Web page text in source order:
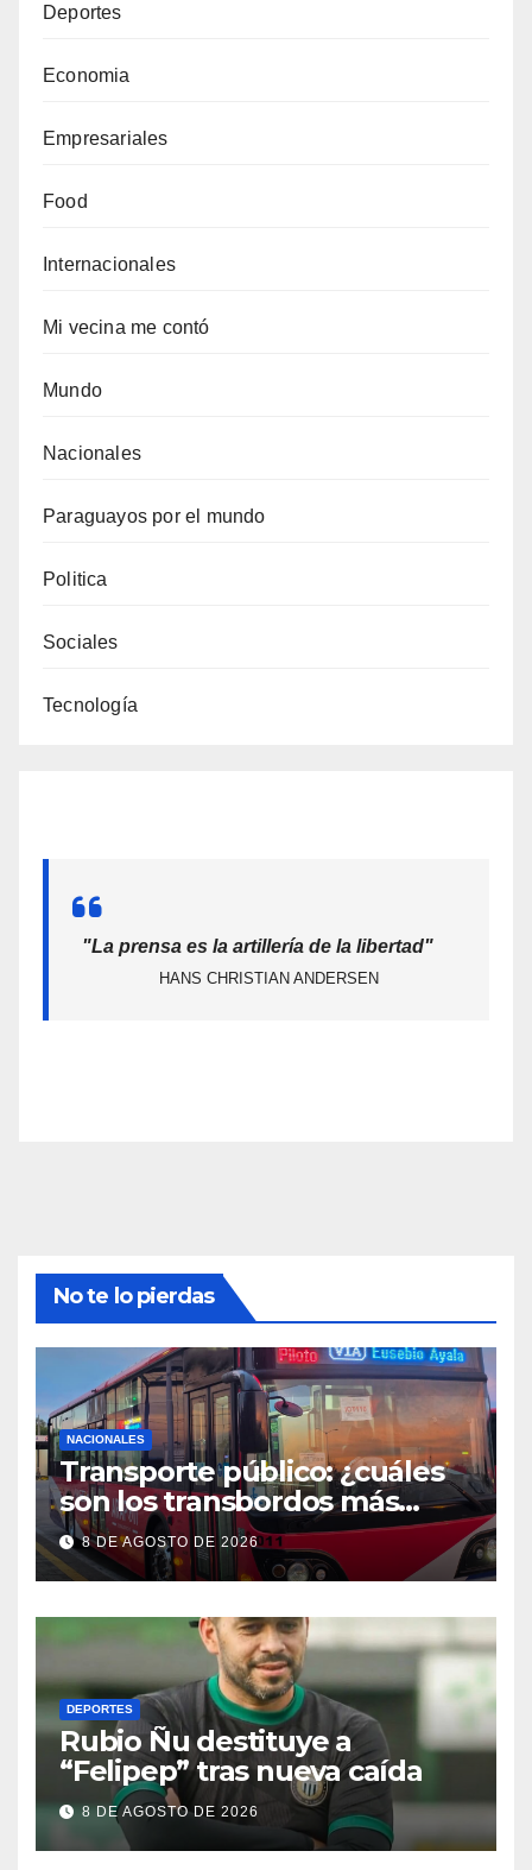
Deportes
Economia
Empresariales
Food
Internacionales
Mi vecina me contó
Mundo
Nacionales
Paraguayos por el mundo
Politica
Sociales
Tecnología
"La prensa es la artillería de la libertad"
HANS CHRISTIAN ANDERSEN
No te lo pierdas
NACIONALES
Transporte público: ¿cuáles
son los transbordos más
utilizados y cuánto se puede
ahorrar?
8 DE AGOSTO DE 2026
DEPORTES
Rubio Ñu destituye a
“Felipep” tras nueva caída
8 DE AGOSTO DE 2026